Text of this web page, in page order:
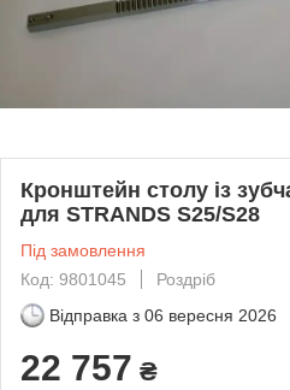
Кронштейн столу із
для STRANDS S25/S28
Під замовлення
Код: 9801045
Роздріб
Відправка з 06 вересня 2026
22 757 ₴